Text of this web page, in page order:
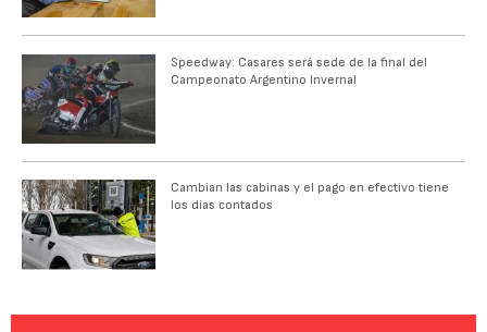
Speedway: Casares será sede de la final del
Campeonato Argentino Invernal
Cambian las cabinas y el pago en efectivo tiene
los días contados